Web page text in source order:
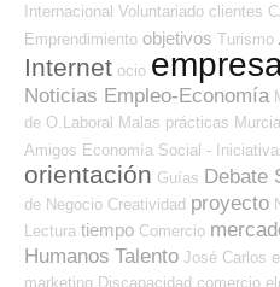
Internacional Voluntariado clientes
Emprendimiento objetivos Turismo
Internet ocio
Noticias Empleo-Economía
de O.Laboral Malas prácticas Murcia
Amigos Economía Social -
orientación Guías Debate
de Negocio Creatividad proyecto
Lectura tiempo Comercio
Humanos Talento José Carlos
marketing Discapacidad comercio